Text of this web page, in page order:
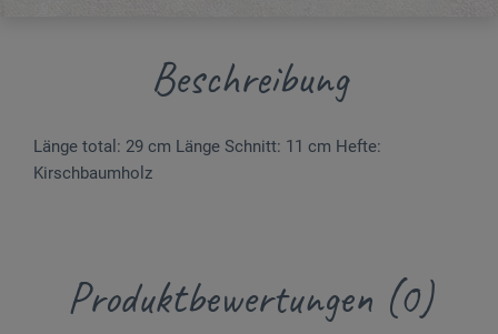
Beschreibung
Länge total: 29 cm Länge Schnitt: 11 cm Hefte:
Kirschbaumholz
Produktbewertungen (0)